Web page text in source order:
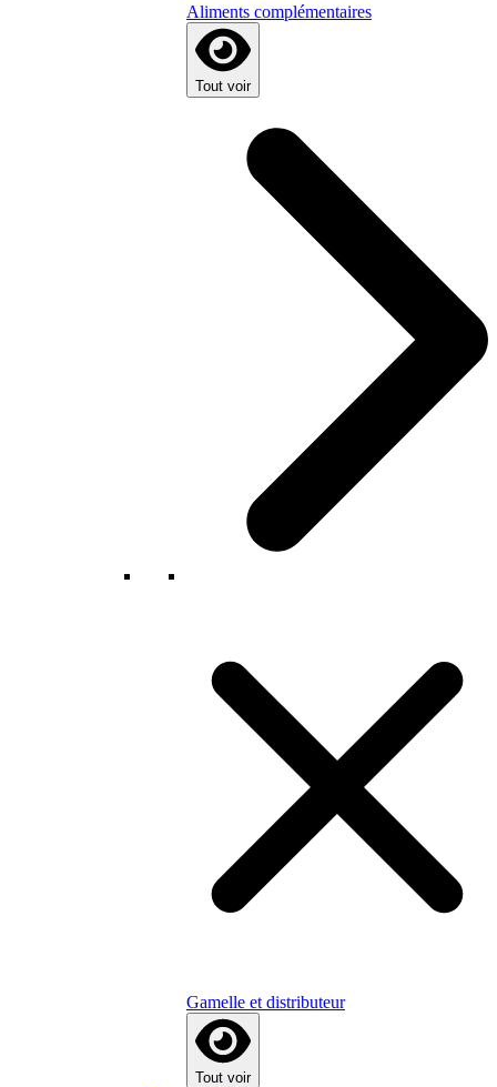
Aliments complémentaires
Tout voir
Gamelle et distributeur
Tout voir